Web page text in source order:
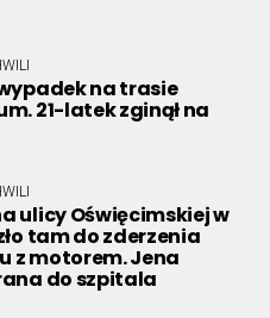
na trasie
21-latek zginął na
ulicy Oświęcimskiej w
tam do zderzenia
z motorem. Jena
do szpitala